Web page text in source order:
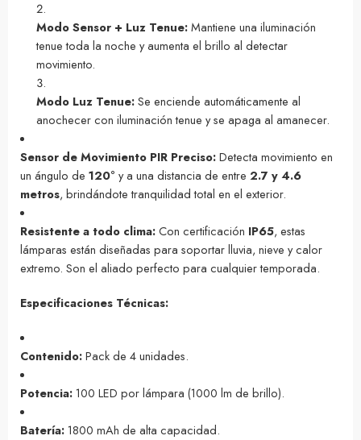
Modo Sensor + Luz Tenue:Mantiene una iluminación
tenue toda la noche y aumenta el brillo al detectar
movimiento.
Modo Luz Tenue:Se enciende automáticamente al
anochecer con iluminación tenue y se apaga al amanecer.
Sensor de Movimiento PIR Preciso:Detecta movimiento en
un ángulo de 120° y a una distancia de entre 2.7 y 4.6
metros, brindándote tranquilidad total en el exterior.
Resistente a todo clima:Con certificación IP65, estas
lámparas están diseñadas para soportar lluvia, nieve y calor
extremo. Son el aliado perfecto para cualquier temporada.
Especificaciones Técnicas:
Contenido:Pack de 4 unidades.
Potencia:100 LED por lámpara (1000 lm de brillo).
Batería:1800 mAh de alta capacidad.